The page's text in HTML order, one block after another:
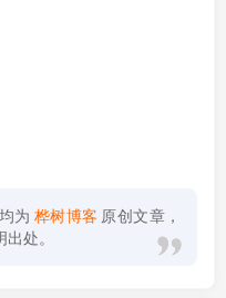
为 桦树博客 原创文章，
处。